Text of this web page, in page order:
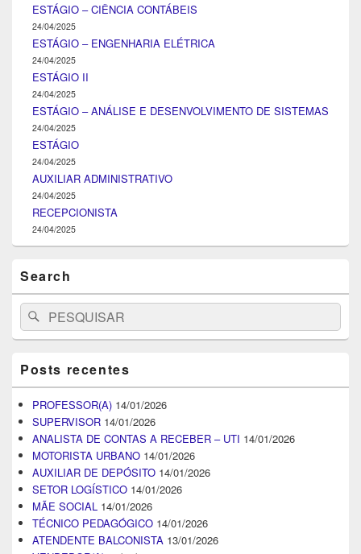
ESTÁGIO – CIÊNCIA CONTÁBEIS
24/04/2025
ESTÁGIO – ENGENHARIA ELÉTRICA
24/04/2025
ESTÁGIO II
24/04/2025
ESTÁGIO – ANÁLISE E DESENVOLVIMENTO DE SISTEMAS
24/04/2025
ESTÁGIO
24/04/2025
AUXILIAR ADMINISTRATIVO
24/04/2025
RECEPCIONISTA
24/04/2025
Search
Search
for:
Pesquisar
Posts recentes
PROFESSOR(A) 14/01/2026
SUPERVISOR 14/01/2026
ANALISTA DE CONTAS A RECEBER – UTI 14/01/2026
MOTORISTA URBANO 14/01/2026
AUXILIAR DE DEPÓSITO 14/01/2026
SETOR LOGÍSTICO 14/01/2026
MÃE SOCIAL 14/01/2026
TÉCNICO PEDAGÓGICO 14/01/2026
ATENDENTE BALCONISTA 13/01/2026